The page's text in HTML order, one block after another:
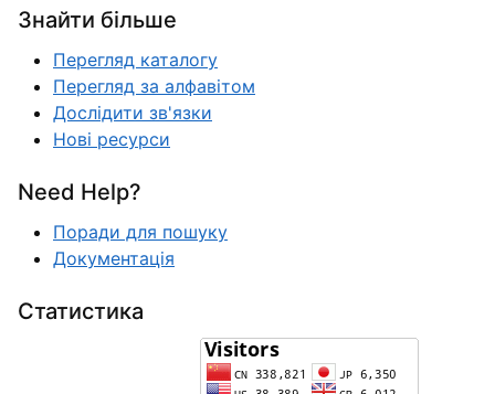
Знайти більше
Перегляд каталогу
Перегляд за алфавітом
Дослідити зв'язки
Нові ресурси
Need Help?
Поради для пошуку
Документація
Статистика